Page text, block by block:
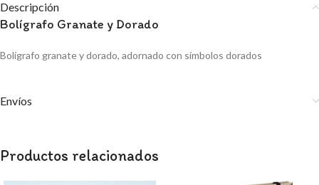
Descripción
Bolígrafo Granate y Dorado
Bolígrafo granate y dorado, adornado con símbolos dorados
Envíos
Productos relacionados